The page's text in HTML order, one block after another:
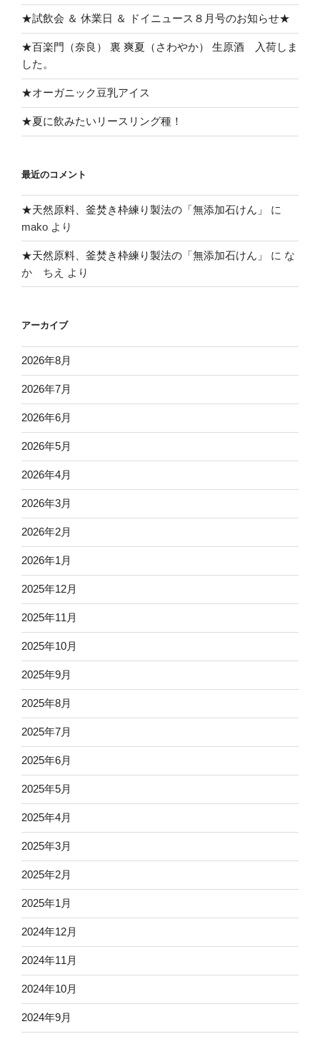
★試飲会 ＆ 休業日 ＆ ドイニュース８月号のお知らせ★
★百楽門（奈良） 裏 爽夏（さわやか） 生原酒 入荷しま
した。
★オーガニック豆乳アイス
★夏に飲みたいリースリング種！
最近のコメント
★天然原料、釜焚き枠練り製法の「無添加石けん」
に
mako より
★天然原料、釜焚き枠練り製法の「無添加石けん」 に な
か ちえ
より
アーカイブ
2026年8月
2026年7月
2026年6月
2026年5月
2026年4月
2026年3月
2026年2月
2026年1月
2025年12月
2025年11月
2025年10月
2025年9月
2025年8月
2025年7月
2025年6月
2025年5月
2025年4月
2025年3月
2025年2月
2025年1月
2024年12月
2024年11月
2024年10月
2024年9月